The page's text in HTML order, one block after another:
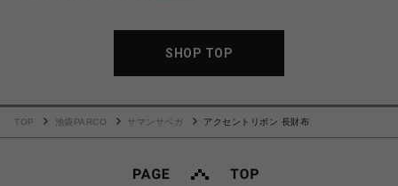
SHOP TOP
TOP 池袋PARCO サマンサベガ アクセントリボン 長財布